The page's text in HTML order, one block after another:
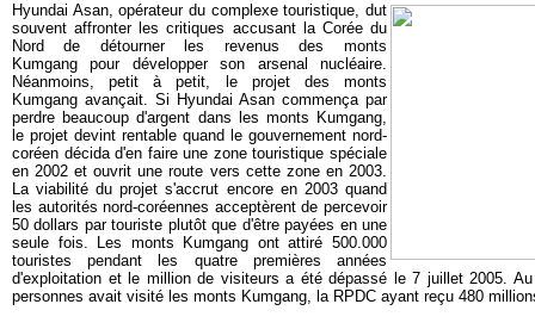
Hyundai Asan, opérateur du complexe touristique, dut
souvent affronter les critiques accusant la Corée du
Nord de détourner les revenus des monts
Kumgang pour développer son arsenal nucléaire.
Néanmoins, petit à petit, le projet des monts
Kumgang avançait. Si Hyundai Asan commença par
perdre beaucoup d'argent dans les monts Kumgang,
le projet devint rentable quand le gouvernement nord-
coréen décida d'en faire une zone touristique spéciale
en 2002 et ouvrit une route vers cette zone en 2003.
La viabilité du projet s'accrut encore en 2003 quand
les autorités nord-coréennes acceptèrent de percevoir
50 dollars par touriste plutôt que d'être payées en une
seule fois. Les monts Kumgang ont attiré 500.000
touristes pendant les quatre premières années
d'exploitation et le million de visiteurs a été dépassé le 7 juillet 2005.
personnes avait visité les monts Kumgang, la RPDC ayant reçu 480